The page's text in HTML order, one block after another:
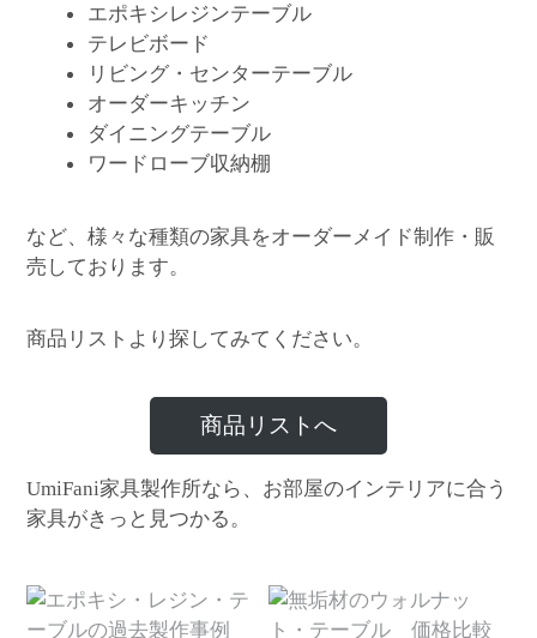
エポキシレジンテーブル
テレビボード
リビング・センターテーブル
オーダーキッチン
ダイニングテーブル
ワードローブ収納棚
など、様々な種類の家具をオーダーメイド制作・販
売しております。
商品リストより探してみてください。
商品リストへ
UmiFani家具製作所なら、お部屋のインテリアに合う
家具がきっと見つかる。